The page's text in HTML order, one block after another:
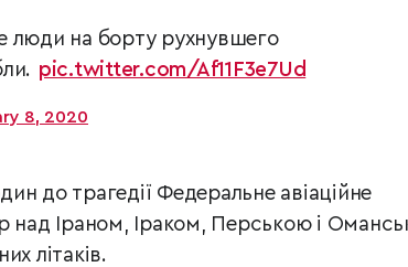
люди на борту рухнувшего
pic.twitter.com/Af11F3e7Ud
8, 2020
до трагедії Федеральне авіаційне
над Іраном, Іраком, Перською і
літаків.